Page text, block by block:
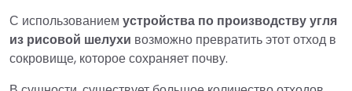
С использованием устройства по производству угля
из рисовой шелухи возможно превратить этот отход в
сокровище, которое сохраняет почву.